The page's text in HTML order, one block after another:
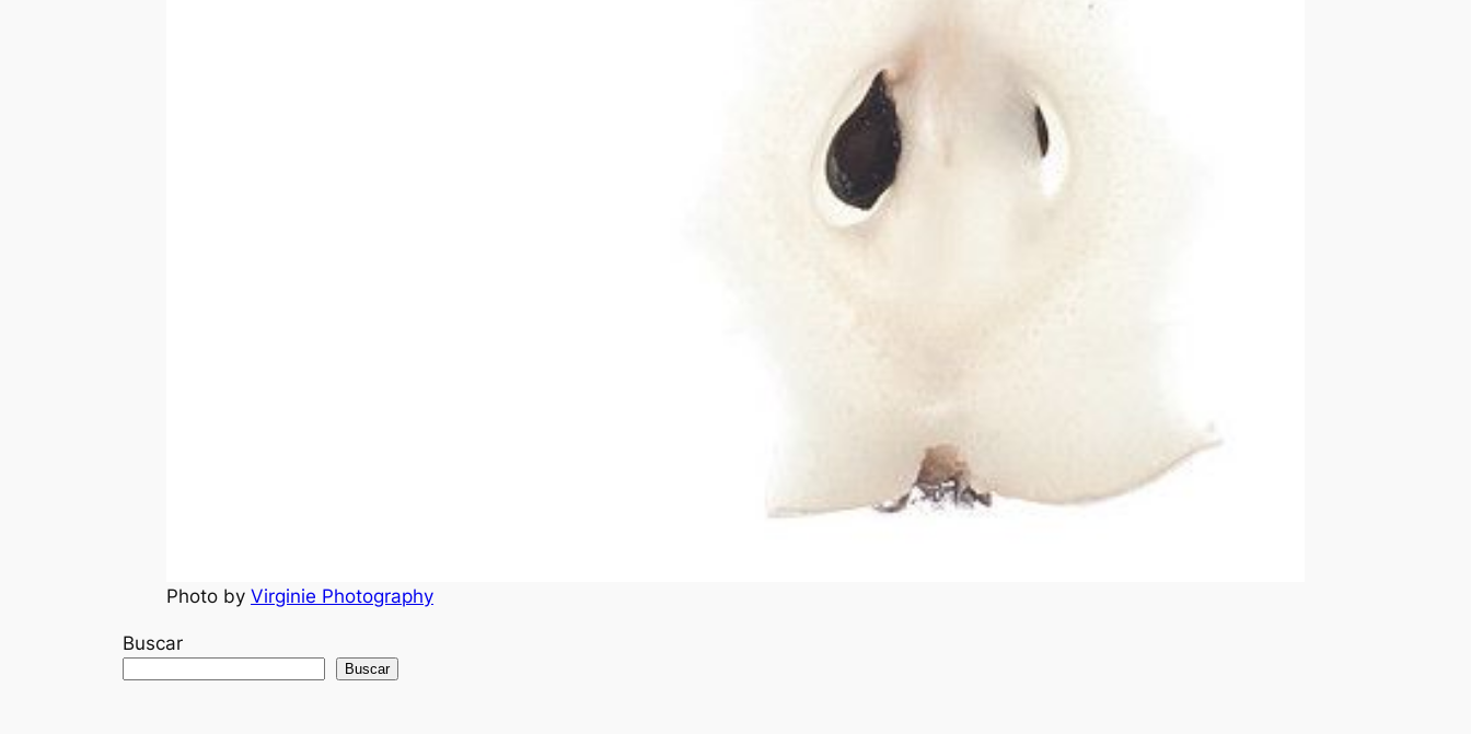
Photo by Virginie Photography
Buscar
Buscar